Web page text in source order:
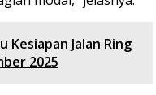
Kesiapan Jalan Ring
2025